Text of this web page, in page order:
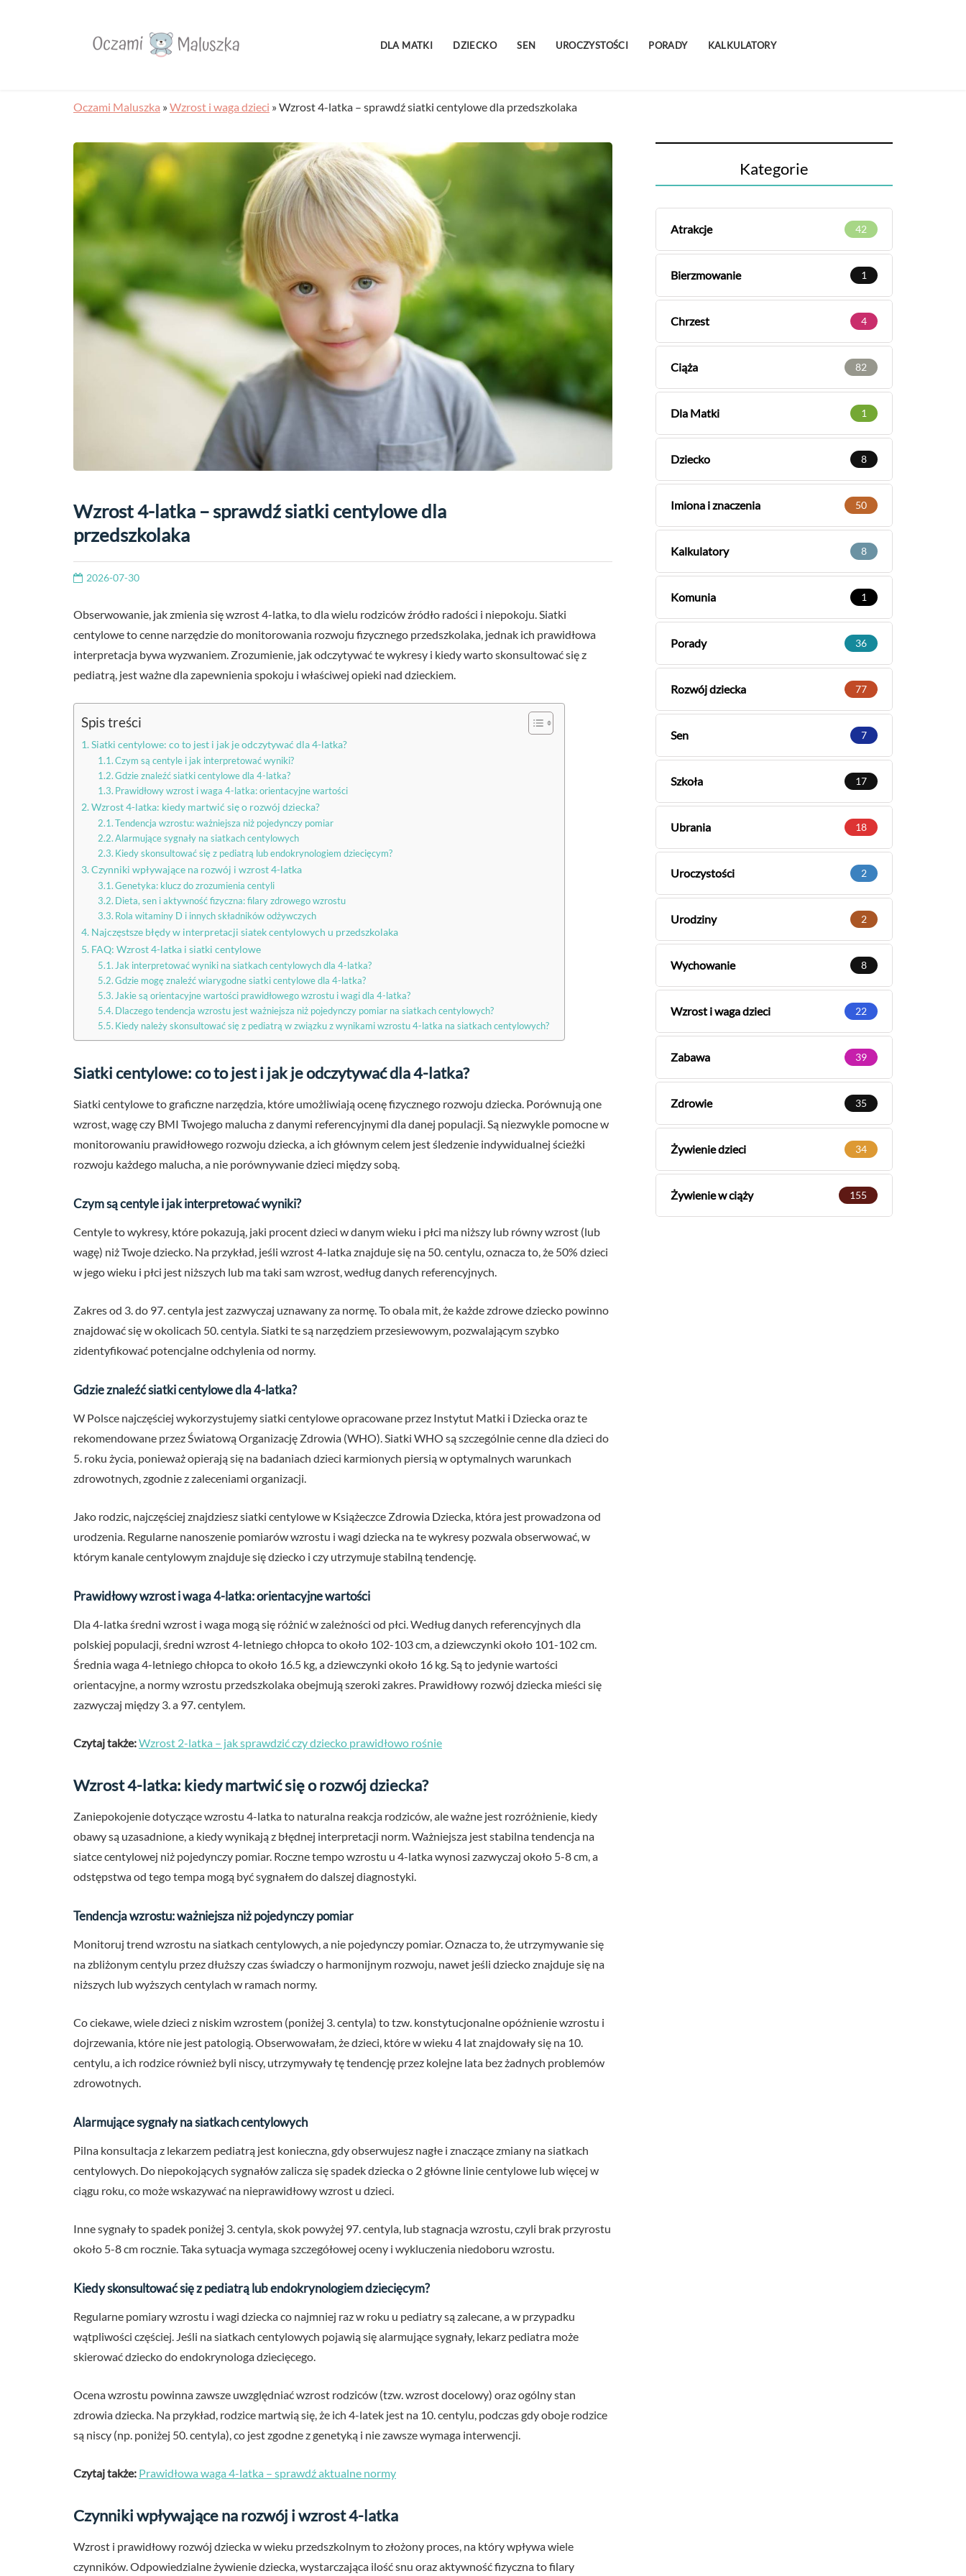
DLA MATKI DZIECKO SEN UROCZYSTOŚCI PORADY KALKULATORY
Oczami Maluszka »Wzrost i waga dzieci »Wzrost 4-latka – sprawdź siatki centylowe dla przedszkolaka
Wzrost 4-latka – sprawdź siatki centylowe dla
przedszkolaka
2026-07-30
Obserwowanie, jak zmienia się wzrost 4-latka, to dla wielu rodziców źródło radości i niepokoju. Siatki
centylowe to cenne narzędzie do monitorowania rozwoju fizycznego przedszkolaka, jednak ich prawidłowa
interpretacja bywa wyzwaniem. Zrozumienie, jak odczytywać te wykresy i kiedy warto skonsultować się z
pediatrą, jest ważne dla zapewnienia spokoju i właściwej opieki nad dzieckiem.
Spis treści
Siatki centylowe: co to jest i jak je odczytywać dla 4-latka?
Czym są centyle i jak interpretować wyniki?
Gdzie znaleźć siatki centylowe dla 4-latka?
Prawidłowy wzrost i waga 4-latka: orientacyjne wartości
Wzrost 4-latka: kiedy martwić się o rozwój dziecka?
Tendencja wzrostu: ważniejsza niż pojedynczy pomiar
Alarmujące sygnały na siatkach centylowych
Kiedy skonsultować się z pediatrą lub endokrynologiem dziecięcym?
Czynniki wpływające na rozwój i wzrost 4-latka
Genetyka: klucz do zrozumienia centyli
Dieta, sen i aktywność fizyczna: filary zdrowego wzrostu
Rola witaminy D i innych składników odżywczych
Najczęstsze błędy w interpretacji siatek centylowych u przedszkolaka
FAQ: Wzrost 4-latka i siatki centylowe
Jak interpretować wyniki na siatkach centylowych dla 4-latka?
Gdzie mogę znaleźć wiarygodne siatki centylowe dla 4-latka?
Jakie są orientacyjne wartości prawidłowego wzrostu i wagi dla 4-latka?
Dlaczego tendencja wzrostu jest ważniejsza niż pojedynczy pomiar na siatkach centylowych?
Kiedy należy skonsultować się z pediatrą w związku z wynikami wzrostu 4-latka na siatkach centylowych?
Siatki centylowe: co to jest i jak je odczytywać dla 4-latka?
Siatki centylowe to graficzne narzędzia, które umożliwiają ocenę fizycznego rozwoju dziecka. Porównują one
wzrost, wagę czy BMI Twojego malucha z danymi referencyjnymi dla danej populacji. Są niezwykle pomocne w
monitorowaniu prawidłowego rozwoju dziecka, a ich głównym celem jest śledzenie indywidualnej ścieżki
rozwoju każdego malucha, a nie porównywanie dzieci między sobą.
Czym są centyle i jak interpretować wyniki?
Centyle to wykresy, które pokazują, jaki procent dzieci w danym wieku i płci ma niższy lub równy wzrost (lub
wagę) niż Twoje dziecko. Na przykład, jeśli wzrost 4-latka znajduje się na 50. centylu, oznacza to, że 50% dzieci
w jego wieku i płci jest niższych lub ma taki sam wzrost, według danych referencyjnych.
Zakres od 3. do 97. centyla jest zazwyczaj uznawany za normę. To obala mit, że każde zdrowe dziecko powinno
znajdować się w okolicach 50. centyla. Siatki te są narzędziem przesiewowym, pozwalającym szybko
zidentyfikować potencjalne odchylenia od normy.
Gdzie znaleźć siatki centylowe dla 4-latka?
W Polsce najczęściej wykorzystujemy siatki centylowe opracowane przez Instytut Matki i Dziecka oraz te
rekomendowane przez Światową Organizację Zdrowia (WHO). Siatki WHO są szczególnie cenne dla dzieci do
5. roku życia, ponieważ opierają się na badaniach dzieci karmionych piersią w optymalnych warunkach
zdrowotnych, zgodnie z zaleceniami organizacji.
Jako rodzic, najczęściej znajdziesz siatki centylowe w Książeczce Zdrowia Dziecka, która jest prowadzona od
urodzenia. Regularne nanoszenie pomiarów wzrostu i wagi dziecka na te wykresy pozwala obserwować, w
którym kanale centylowym znajduje się dziecko i czy utrzymuje stabilną tendencję.
Prawidłowy wzrost i waga 4-latka: orientacyjne wartości
Dla 4-latka średni wzrost i waga mogą się różnić w zależności od płci. Według danych referencyjnych dla
polskiej populacji, średni wzrost 4-letniego chłopca to około 102-103 cm, a dziewczynki około 101-102 cm.
Średnia waga 4-letniego chłopca to około 16.5 kg, a dziewczynki około 16 kg. Są to jedynie wartości
orientacyjne, a normy wzrostu przedszkolaka obejmują szeroki zakres. Prawidłowy rozwój dziecka mieści się
zazwyczaj między 3. a 97. centylem.
Czytaj także:Wzrost 2-latka – jak sprawdzić czy dziecko prawidłowo rośnie
Wzrost 4-latka: kiedy martwić się o rozwój dziecka?
Zaniepokojenie dotyczące wzrostu 4-latka to naturalna reakcja rodziców, ale ważne jest rozróżnienie, kiedy
obawy są uzasadnione, a kiedy wynikają z błędnej interpretacji norm. Ważniejsza jest stabilna tendencja na
siatce centylowej niż pojedynczy pomiar. Roczne tempo wzrostu u 4-latka wynosi zazwyczaj około 5-8 cm, a
odstępstwa od tego tempa mogą być sygnałem do dalszej diagnostyki.
Tendencja wzrostu: ważniejsza niż pojedynczy pomiar
Monitoruj trend wzrostu na siatkach centylowych, a nie pojedynczy pomiar. Oznacza to, że utrzymywanie się
na zbliżonym centylu przez dłuższy czas świadczy o harmonijnym rozwoju, nawet jeśli dziecko znajduje się na
niższych lub wyższych centylach w ramach normy.
Co ciekawe, wiele dzieci z niskim wzrostem (poniżej 3. centyla) to tzw. konstytucjonalne opóźnienie wzrostu i
dojrzewania, które nie jest patologią. Obserwowałam, że dzieci, które w wieku 4 lat znajdowały się na 10.
centylu, a ich rodzice również byli niscy, utrzymywały tę tendencję przez kolejne lata bez żadnych problemów
zdrowotnych.
Alarmujące sygnały na siatkach centylowych
Pilna konsultacja z lekarzem pediatrą jest konieczna, gdy obserwujesz nagłe i znaczące zmiany na siatkach
centylowych. Do niepokojących sygnałów zalicza się spadek dziecka o 2 główne linie centylowe lub więcej w
ciągu roku, co może wskazywać na nieprawidłowy wzrost u dzieci.
Inne sygnały to spadek poniżej 3. centyla, skok powyżej 97. centyla, lub stagnacja wzrostu, czyli brak przyrostu
około 5-8 cm rocznie. Taka sytuacja wymaga szczegółowej oceny i wykluczenia niedoboru wzrostu.
Kiedy skonsultować się z pediatrą lub endokrynologiem dziecięcym?
Regularne pomiary wzrostu i wagi dziecka co najmniej raz w roku u pediatry są zalecane, a w przypadku
wątpliwości częściej. Jeśli na siatkach centylowych pojawią się alarmujące sygnały, lekarz pediatra może
skierować dziecko do endokrynologa dziecięcego.
Ocena wzrostu powinna zawsze uwzględniać wzrost rodziców (tzw. wzrost docelowy) oraz ogólny stan
zdrowia dziecka. Na przykład, rodzice martwią się, że ich 4-latek jest na 10. centylu, podczas gdy oboje rodzice
są niscy (np. poniżej 50. centyla), co jest zgodne z genetyką i nie zawsze wymaga interwencji.
Czytaj także: Prawidłowa waga 4-latka – sprawdź aktualne normy
Czynniki wpływające na rozwój i wzrost 4-latka
Wzrost i prawidłowy rozwój dziecka w wieku przedszkolnym to złożony proces, na który wpływa wiele
czynników. Odpowiedzialne żywienie dziecka, wystarczająca ilość snu oraz aktywność fizyczna to filary
Kategorie
Atrakcje 42
Bierzmowanie 1
Chrzest 4
Ciąża 82
Dla Matki 1
Dziecko 8
Imiona i znaczenia 50
Kalkulatory 8
Komunia 1
Porady 36
Rozwój dziecka 77
Sen 7
Szkoła 17
Ubrania 18
Uroczystości 2
Urodziny 2
Wychowanie 8
Wzrost i waga dzieci 22
Zabawa 39
Zdrowie 35
Żywienie dzieci 34
Żywienie w ciąży 155